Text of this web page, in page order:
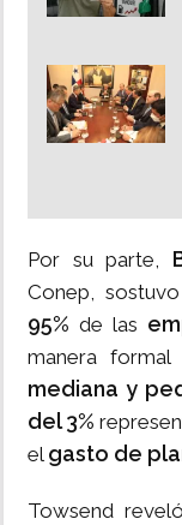
Por su parte,
Conep,
95% de las
manera formal
mediana y
del 3%
el gasto de
Towsend